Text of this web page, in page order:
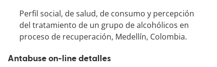
Perfil social, de salud, de consumo y percepción
del tratamiento de un grupo de alcohólicos en
proceso de recuperación, Medellín, Colombia.
Antabuse on-line detalles